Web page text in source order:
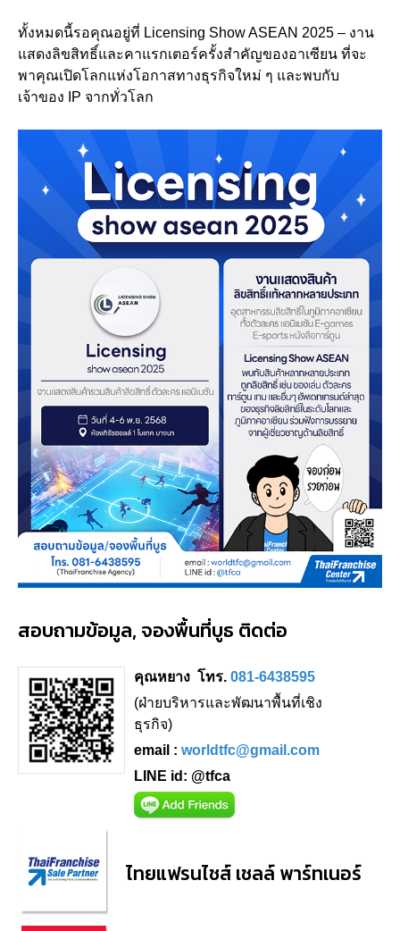
ทั้งหมดนี้รอคุณอยู่ที่ Licensing Show ASEAN 2025 – งาน
แสดงลิขสิทธิ์และคาแรกเตอร์ครั้งสำคัญของอาเซียน ที่จะ
พาคุณเปิดโลกแห่งโอกาสทางธุรกิจใหม่ ๆ และพบกับ
เจ้าของ IP จากทั่วโลก
สอบถามข้อมูล, จองพื้นที่บูธ ติดต่อ
คุณหยาง โทร. 081-6438595
(ฝ่ายบริหารและพัฒนาพื้นที่เชิง
ธุรกิจ)
email : worldtfc@gmail.com
LINE id: @tfca
ไทยแฟรนไชส์ เชลล์ พาร์ทเนอร์